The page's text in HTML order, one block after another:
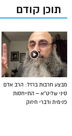
תוכן קודם
מבצע חרבות ברזל: הרב אדם
סיני שליט”א – התייחסות
פנימית ודברי חיזוק